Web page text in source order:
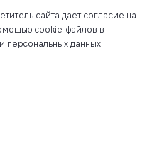
сайта дает согласие на
cookie-файлов в
персональных данных.